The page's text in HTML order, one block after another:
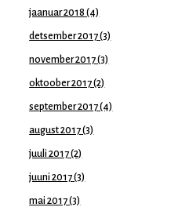
jaanuar 2018 (4)
detsember 2017(3)
november 2017(3)
oktoober 2017(2)
september 2017(4)
august 2017(3)
juuli 2017(2)
juuni 2017(3)
mai 2017(3)